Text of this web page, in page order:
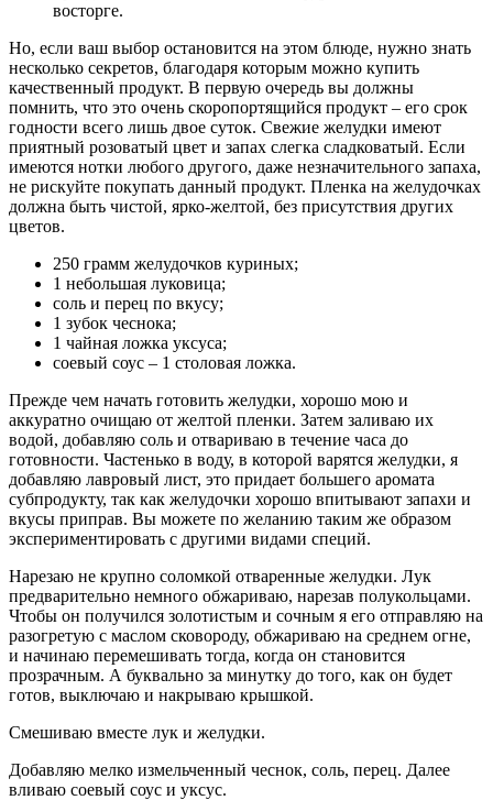
восторге.
Но, если ваш выбор остановится на этом блюде, нужно знать
несколько секретов, благодаря которым можно купить
качественный продукт. В первую очередь вы должны
помнить, что это очень скоропортящийся продукт – его срок
годности всего лишь двое суток. Свежие желудки имеют
приятный розоватый цвет и запах слегка сладковатый. Если
имеются нотки любого другого, даже незначительного запаха,
не рискуйте покупать данный продукт. Пленка на желудочках
должна быть чистой, ярко-желтой, без присутствия других
цветов.
250 грамм желудочков куриных;
1 небольшая луковица;
соль и перец по вкусу;
1 зубок чеснока;
1 чайная ложка уксуса;
соевый соус – 1 столовая ложка.
Прежде чем начать готовить желудки, хорошо мою и
аккуратно очищаю от желтой пленки. Затем заливаю их
водой, добавляю соль и отвариваю в течение часа до
готовности. Частенько в воду, в которой варятся желудки, я
добавляю лавровый лист, это придает большего аромата
субпродукту, так как желудочки хорошо впитывают запахи и
вкусы приправ. Вы можете по желанию таким же образом
экспериментировать с другими видами специй.
Нарезаю не крупно соломкой отваренные желудки. Лук
предварительно немного обжариваю, нарезав полукольцами.
Чтобы он получился золотистым и сочным я его отправляю на
разогретую с маслом сковороду, обжариваю на среднем огне,
и начинаю перемешивать тогда, когда он становится
прозрачным. А буквально за минутку до того, как он будет
готов, выключаю и накрываю крышкой.
Смешиваю вместе лук и желудки.
Добавляю мелко измельченный чеснок, соль, перец. Далее
вливаю соевый соус и уксус.